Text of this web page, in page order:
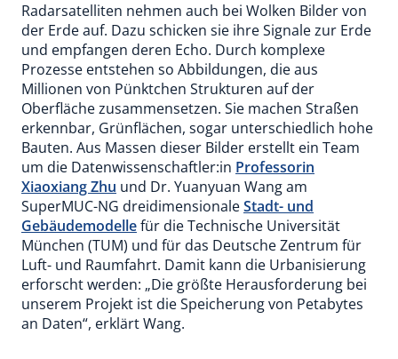
Radarsatelliten nehmen auch bei Wolken Bilder von
der Erde auf. Dazu schicken sie ihre Signale zur Erde
und empfangen deren Echo. Durch komplexe
Prozesse entstehen so Abbildungen, die aus
Millionen von Pünktchen Strukturen auf der
Oberfläche zusammensetzen. Sie machen Straßen
erkennbar, Grünflächen, sogar unterschiedlich hohe
Bauten. Aus Massen dieser Bilder erstellt ein Team
um die Datenwissenschaftler:in Professorin
Xiaoxiang Zhu und Dr. Yuanyuan Wang am
SuperMUC-NG dreidimensionaleStadt- und
Gebäudemodellefür die Technische Universität
München (TUM) und für das Deutsche Zentrum für
Luft- und Raumfahrt. Damit kann die Urbanisierung
erforscht werden: „Die größte Herausforderung bei
unserem Projekt ist die Speicherung von Petabytes
an Daten“, erklärt Wang.